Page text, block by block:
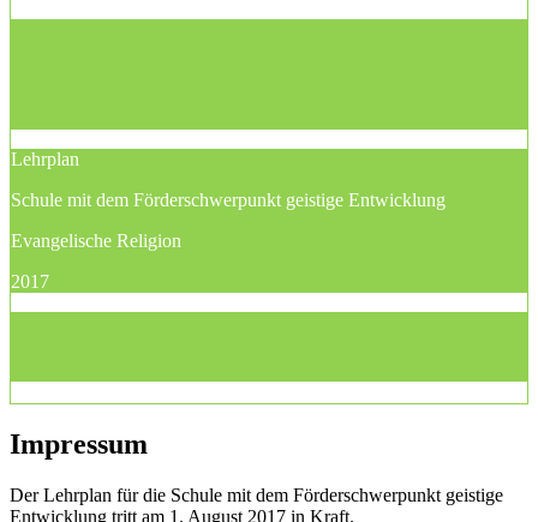
Lehrplan
Schule mit dem Förderschwerpunkt geistige Entwicklung
Evangelische Religion
2017
Impressum
Der Lehrplan für die Schule mit dem Förderschwerpunkt geistige
Entwicklung tritt am 1. August 2017 in Kraft.